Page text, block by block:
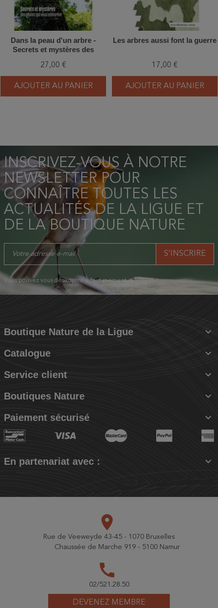
Dans la peau d'un arbre -
Secrets et mystères des
27,00 €
AJOUTER AU PANIER
Les arbres aussi font la guerre
17,00 €
AJOUTER AU PANIER
INSCRIVEZ-VOUS À NOTRE
NEWSLETTER POUR
CONNAÎTRE TOUTES LES
ACTUALITÉS DE LA LIGUE ET
DE LA BOUTIQUE NATURE
Vous pouvez vous désinscrire à tout moment.
Boutique Nature de la Ligue 
Catalogue 
Service client 
Boutiques Nature 
Paiement sécurisé 
En partenariat avec : 
DEVENEZ MEMBRE
place
Rue de Veeweyde 43-45 - 1070 Bruxelles
Chaussée de Marche 919 - 5100 Namur
call
02/521.28.50